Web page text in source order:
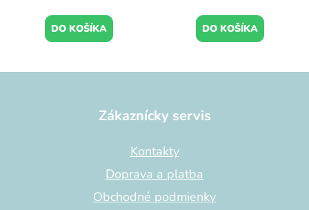
DO KOŠÍKA DO KOŠÍKA
Zákaznícky servis
Kontakty
Doprava a platba
Obchodné podmienky